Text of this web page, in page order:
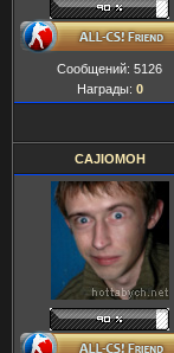
Сообщений: 5126
Награды: 0
CAJIOMOH